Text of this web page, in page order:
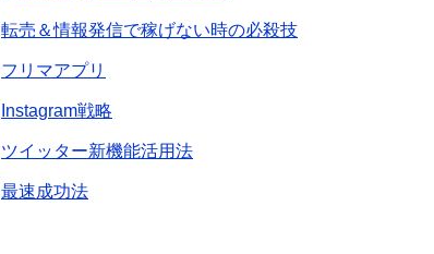
転売＆情報発信で稼げない時の必殺技
フリマアプリ
Instagram戦略
ツイッター新機能活用法
最速成功法